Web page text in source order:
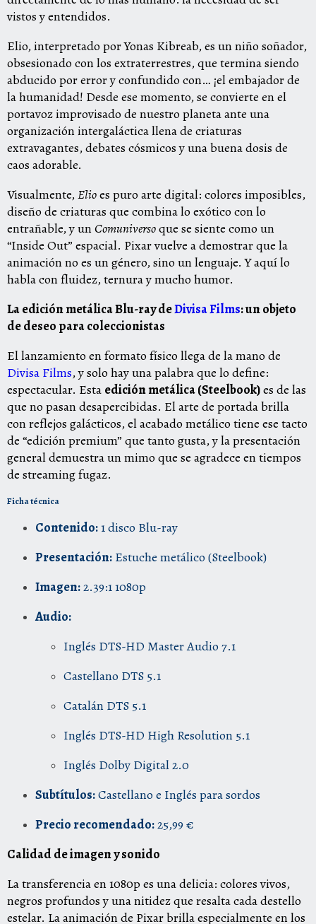
vistos y entendidos.
Elio, interpretado por Yonas Kibreab, es un niño soñador,
obsesionado con los extraterrestres, que termina siendo
abducido por error y confundido con… ¡el embajador de
la humanidad! Desde ese momento, se convierte en el
portavoz improvisado de nuestro planeta ante una
organización intergaláctica llena de criaturas
extravagantes, debates cósmicos y una buena dosis de
caos adorable.
Visualmente,Elioes puro arte digital: colores imposibles,
diseño de criaturas que combina lo exótico con lo
entrañable, y unComuniversoque se siente como un
“Inside Out” espacial. Pixar vuelve a demostrar que la
animación no es un género, sino un lenguaje. Y aquí lo
habla con fluidez, ternura y mucho humor.
La edición metálica Blu-ray deDivisa Films: un objeto
de deseo para coleccionistas
El lanzamiento en formato físico llega de la mano de
Divisa Films, y solo hay una palabra que lo define:
espectacular. Esta edición metálica (Steelbook)es de las
que no pasan desapercibidas. El arte de portada brilla
con reflejos galácticos, el acabado metálico tiene ese tacto
de “edición premium” que tanto gusta, y la presentación
general demuestra un mimo que se agradece en tiempos
de streaming fugaz.
Ficha técnica
Contenido:1 disco Blu-ray
Presentación: Estuche metálico (Steelbook)
Imagen:2.39:1 1080p
Audio:
Inglés DTS-HD Master Audio 7.1
Castellano DTS 5.1
Catalán DTS 5.1
Inglés DTS-HD High Resolution 5.1
Inglés Dolby Digital 2.0
Subtítulos:Castellano e Inglés para sordos
Precio recomendado:25,99 €
Calidad de imagen y sonido
La transferencia en 1080p es una delicia: colores vivos,
negros profundos y una nitidez que resalta cada destello
estelar. La animación de Pixar brilla especialmente en los